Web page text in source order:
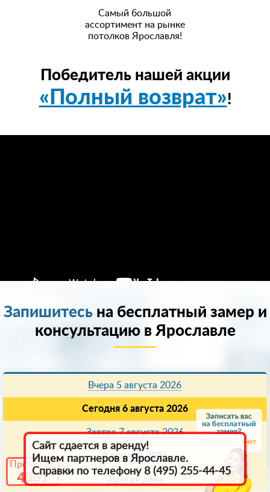
9
Промокод
4801
Самый большой
ассортимент на рынке
потолков Ярославля!
Победитель нашей акции
«Полный возврат»!
Запишитесьна бесплатный замер и
консультацию в Ярославле
Вчера 5 августа 2026
Сегодня 6 августа 2026
Завтра 7 августа 2026
8 августа 2026
Другая дата
Сайт сдается в аренду!
Ищем партнеров в Ярославле.
Справки по телефону 8 (495) 255-44-45